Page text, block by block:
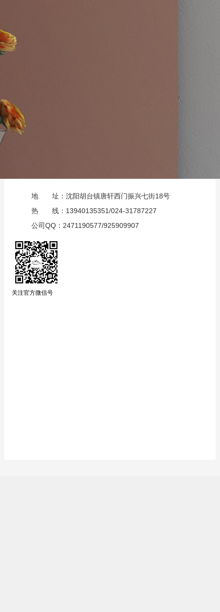
地 址： 沈阳胡台镇唐轩西门振兴七街18号
热 线： 13940135351/024-31787227
公司QQ： 2471190577/925909907
关注官方微信号